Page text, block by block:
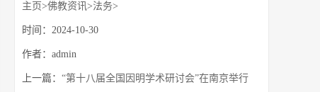
主页>佛教资讯>法务>
时间：2024-10-30
作者：admin
上一篇： “第十八届全国因明学术研讨会”在南京举行